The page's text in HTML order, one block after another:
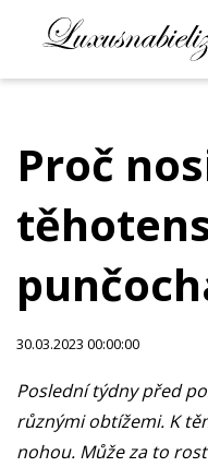
Proč
30.03.2023 00:00:00
Poslední týdny před
různými obtížemi. K
nohou. Může za to